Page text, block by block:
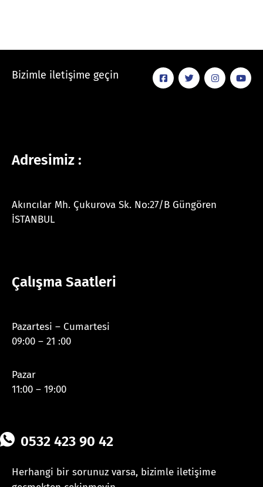
Bizimle iletişime geçin
Adresimiz :
Akıncılar Mh. Çukurova Sk. No:27/B Güngören
İSTANBUL
Çalışma Saatleri
Pazartesi – Cumartesi
09:00 – 21 :00
Pazar
11:00 – 19:00
0532 423 90 42
Herhangi bir sorunuz varsa, bizimle iletişime